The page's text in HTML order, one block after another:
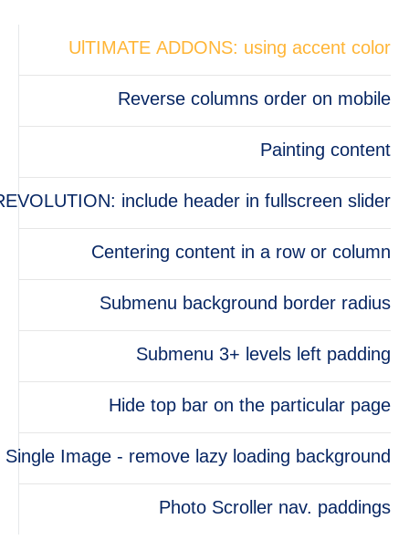
UlTIMATE ADDONS: using accent color
Reverse columns order on mobile
Painting content
include header in fullscreen slider
Centering content in a row or column
Submenu background border radius
Submenu 3+ levels left padding
Hide top bar on the particular page
Single Image - remove lazy loading background
Photo Scroller nav. paddings